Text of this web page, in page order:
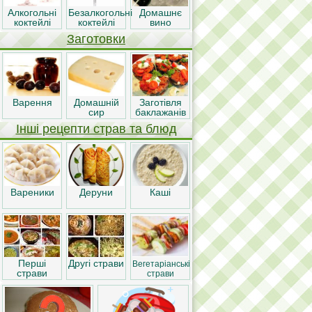
Алкогольні
коктейлі
Безалкогольні
коктейлі
Домашнє
вино
Заготовки
Варення
Домашній
сир
Заготівля
баклажанів
Інші рецепти страв та блюд
Вареники Деруни Каші
Перші
страви
Другі страви
Вегетаріанські
страви